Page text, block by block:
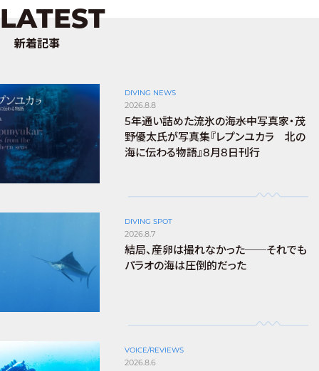
LATEST
新着記事
DIVING NEWS
2026.8.8
5年通い詰めた流氷の海――水中写真家・茂
野優太氏が写真集『レプンユカラ 北の
海に伝わる物語』8月8日刊行
DIVING SPOT
2026.8.7
結局、産卵は撮れなかった──それでも
パラオの海は圧倒的だった
VOICE/REVIEWS
2026.8.6